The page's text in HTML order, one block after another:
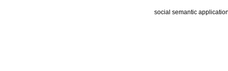
social semantic